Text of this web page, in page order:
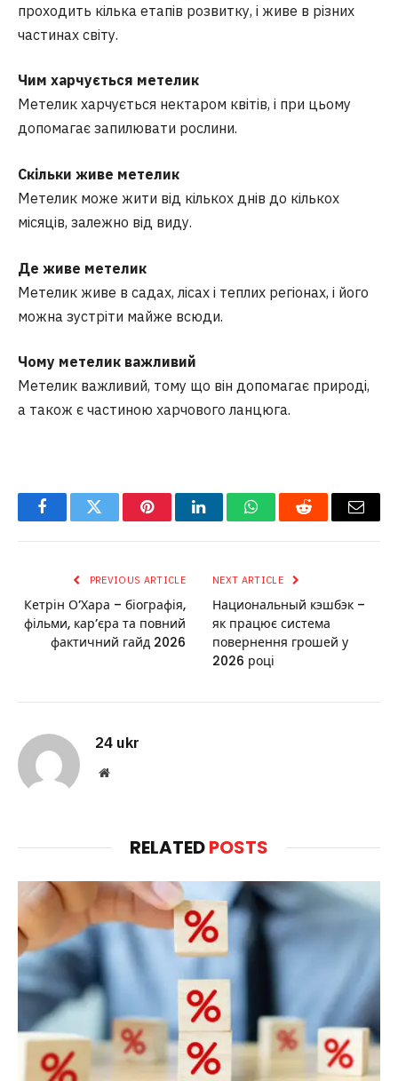
проходить кілька етапів розвитку, і живе в різних
частинах світу.
Чим харчується метелик
Метелик харчується нектаром квітів, і при цьому
допомагає запилювати рослини.
Скільки живе метелик
Метелик може жити від кількох днів до кількох
місяців, залежно від виду.
Де живе метелик
Метелик живе в садах, лісах і теплих регіонах, і його
можна зустріти майже всюди.
Чому метелик важливий
Метелик важливий, тому що він допомагає природі,
а також є частиною харчового ланцюга.
FacebookTwitter PinterestLinkedInWhatsAppReddit Email
PREVIOUS ARTICLE
Кетрін О’Хара – біографія,
фільми, кар’єра та повний
фактичний гайд 2026
NEXT ARTICLE
Национальный кэшбэк –
як працює система
повернення грошей у
2026 році
24 ukr
Website
RELATEDPOSTS